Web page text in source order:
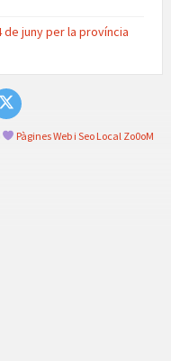
juny per la província
Twitter
Pàgines Web i Seo Local Zo0oM